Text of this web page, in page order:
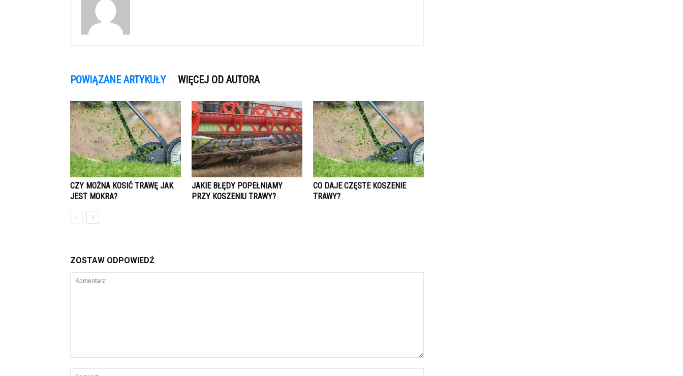
POWIĄZANE ARTYKUŁY WIĘCEJ OD AUTORA
CZY MOŻNA KOSIĆ TRAWĘ JAK
JEST MOKRA?
JAKIE BŁĘDY POPEŁNIAMY
PRZY KOSZENIU TRAWY?
CO DAJE CZĘSTE KOSZENIE
TRAWY?
ZOSTAW ODPOWIEDŹ